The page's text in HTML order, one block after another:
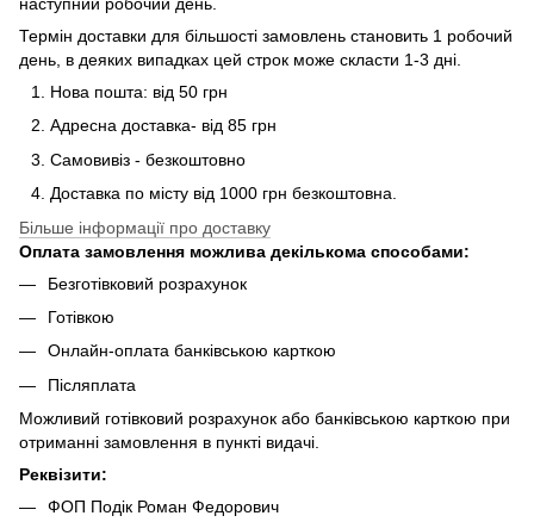
Термін доставки для більшості замовлень становить 1 робочий
день, в деяких випадках цей строк може скласти 1-3 дні.
Нова пошта: від 50 грн
Адресна доставка- від 85 грн
Самовивіз - безкоштовно
Доставка по місту від 1000 грн безкоштовна.
Більше інформації про доставку
Оплата замовлення можлива декількома способами:
Безготівковий розрахунок
Готівкою
Онлайн-оплата банківською карткою
Післяплата
Можливий готівковий розрахунок або банківською карткою при
отриманні замовлення в пункті видачі.
Реквізити:
ФОП Подік Роман Федорович